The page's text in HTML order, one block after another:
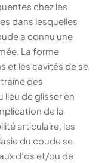
chez les
dans lesquelles
a connu une
La forme
et les cavités de se
des
de glisser en
de la
articulaire, les
du coude se
d’os et/ou de